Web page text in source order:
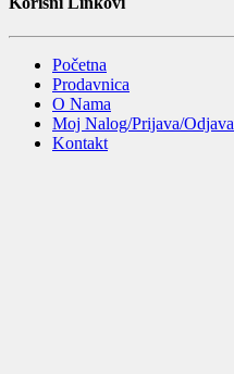
Početna
Prodavnica
O Nama
Moj Nalog/Prijava/Odjava
Kontakt